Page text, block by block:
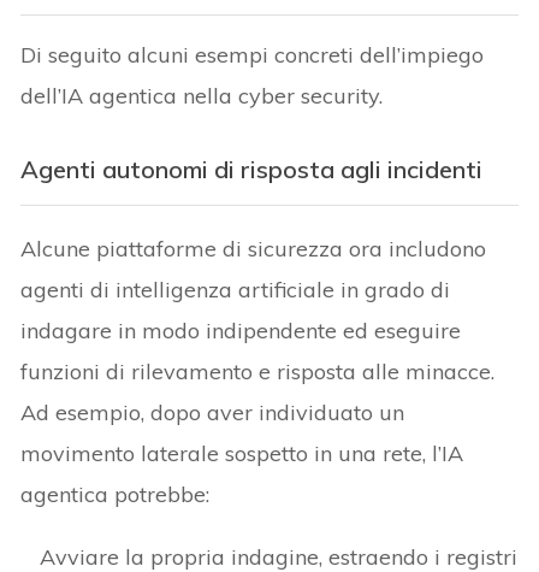
Di seguito alcuni esempi concreti dell’impiego
dell’IA agentica nella cyber security.
Agenti autonomi di risposta agli incidenti
Alcune piattaforme di sicurezza ora includono
agenti di intelligenza artificiale in grado di
indagare in modo indipendente ed eseguire
funzioni di rilevamento e risposta alle minacce.
Ad esempio, dopo aver individuato un
movimento laterale sospetto in una rete, l’IA
agentica potrebbe:
Avviare la propria indagine, estraendo i registri